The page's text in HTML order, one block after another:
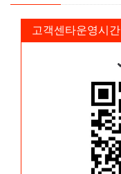
고객센타운영시간